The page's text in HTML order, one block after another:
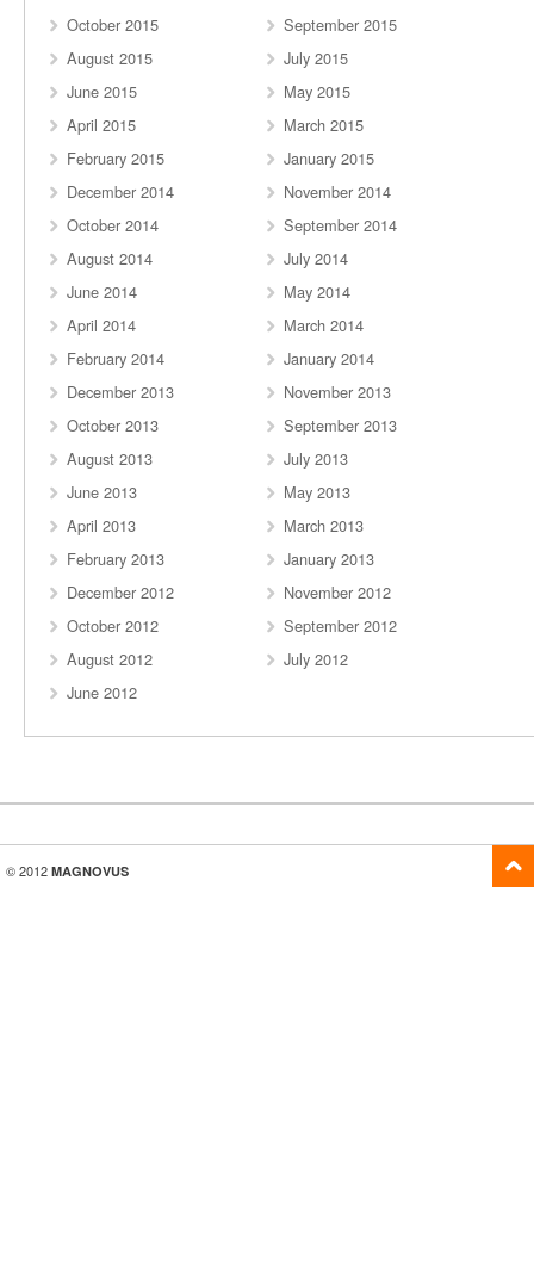
October 2015
September 2015
August 2015
July 2015
June 2015
May 2015
April 2015
March 2015
February 2015
January 2015
December 2014
November 2014
October 2014
September 2014
August 2014
July 2014
June 2014
May 2014
April 2014
March 2014
February 2014
January 2014
December 2013
November 2013
October 2013
September 2013
August 2013
July 2013
June 2013
May 2013
April 2013
March 2013
February 2013
January 2013
December 2012
November 2012
October 2012
September 2012
August 2012
July 2012
June 2012
© 2012 MAGNOVUS